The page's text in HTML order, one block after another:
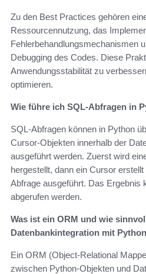
Zu den Best Practices gehören
Ressourcennutzung, das
Fehlerbehandlungsmechanismen
Debugging des Codes. Diese
Anwendungsstabilität zu
optimieren.
Wie führe ich SQL-Abfragen in
SQL-Abfragen können in Python
Cursor-Objekten innerhalb der
ausgeführt werden. Zuerst wird
hergestellt, dann ein Cursor
Abfrage ausgeführt. Das Ergebnis
abgerufen werden.
Was ist ein ORM und wie
Datenbankintegration mit
Ein ORM (Object-Relational
zwischen Python-Objekten und